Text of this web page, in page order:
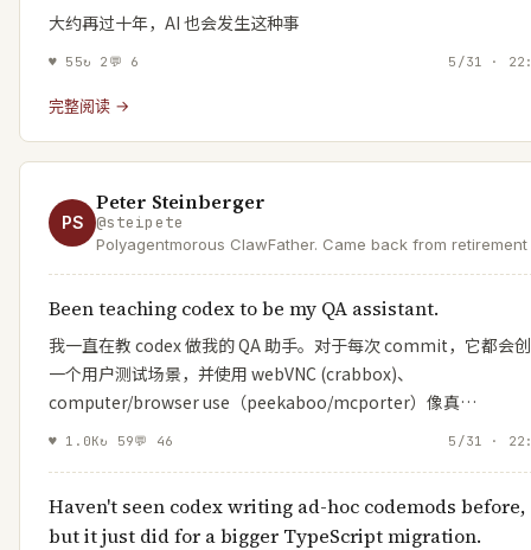
大约再过十年，AI 也会发生这种事
♥ 55↻ 2 💬 6 5/31 ·
完整阅读 →
PS
Peter Steinberger
@steipete
Polyagentmorous ClawFather. Came back from retirement
Been teaching codex to be my QA assistant.
我一直在教 codex 做我的 QA 助手。对于每次 commit，它都会
一个用户测试场景，并使用 webVNC (crabbox)、
computer/browser use（peekaboo/mcporter）像真…
♥ 1.0K↻ 59💬 46 5/31 ·
Haven't seen codex writing ad-hoc codemods before,
but it just did for a bigger TypeScript migration.